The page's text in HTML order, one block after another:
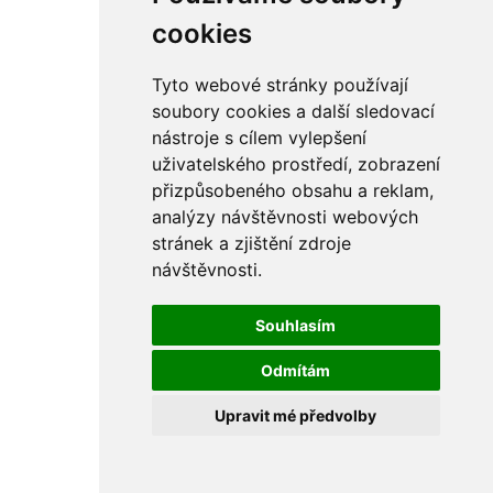
cookies
Tyto webové stránky používají
soubory cookies a další sledovací
nástroje s cílem vylepšení
uživatelského prostředí, zobrazení
přizpůsobeného obsahu a reklam,
analýzy návštěvnosti webových
stránek a zjištění zdroje
návštěvnosti.
Souhlasím
Odmítám
Upravit mé předvolby